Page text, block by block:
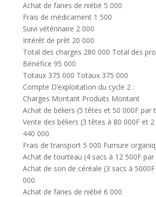
Achat de fanes de niébé 5 000
Frais de médicament 1 500
Suivi vétérinaire 2 000
Intérêt de prêt 20 000
Total des charges 280 000 Total des
Bénéfice 95 000
Totaux 375 000 Totaux 375 000
Compte D’exploitation du cycle 2 :
Charges Montant Produits Montant
Achat de béliers (5 têtes et 50 000F par
Vente des béliers (3 têtes à 80 000F et
440 000
Frais de transport 5 000 Fumure
Achat de tourteau (4 sacs à 12 500F par
Achat de son de céréale (3 sacs à
000
Achat de fanes de niébé 6 000